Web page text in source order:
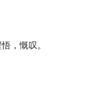
，慨叹。